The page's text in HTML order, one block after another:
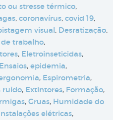
ou stresse térmico,
, coronavírus, covid 19,
visual, Desratização,
trabalho,
, Eletroinseticidas,
Ensaios, epidemia,
, Espirometria,
ruído, Extintores, Formação,
, Gruas, Humidade do
elétricas,